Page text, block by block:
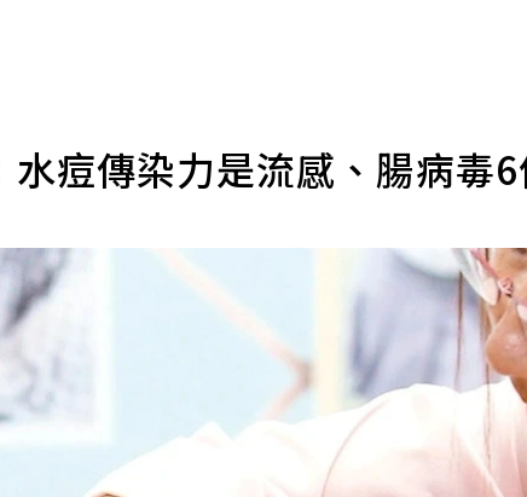
痘傳染力是流感、腸病毒